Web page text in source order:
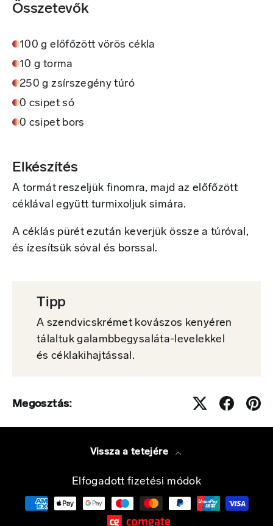
Összetevők
100 g előfőzött vörös cékla
10 g torma
250 g zsírszegény túró
0 csipet só
0 csipet bors
Elkészítés
A tormát reszeljük finomra, majd az előfőzött
céklával együtt turmixoljuk simára.
A céklás pürét ezután keverjük össze a túróval,
és ízesítsük sóval és borssal.
Tipp
A szendvicskrémet kovászos kenyéren
tálaltuk galambbegysaláta-levelekkel
és céklakihajtással.
Megosztás:
Vissza a tetejére
Elfogadott fizetési módok